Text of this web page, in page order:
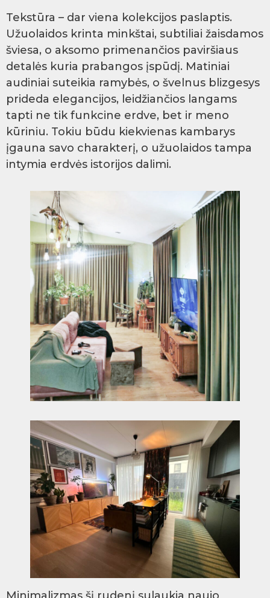
Tekstūra – dar viena kolekcijos paslaptis.
Užuolaidos krinta minkštai, subtiliai žaisdamos
šviesa, o aksomo primenančios paviršiaus
detalės kuria prabangos įspūdį. Matiniai
audiniai suteikia ramybės, o švelnus blizgesys
prideda elegancijos, leidžiančios langams
tapti ne tik funkcine erdve, bet ir meno
kūriniu. Tokiu būdu kiekvienas kambarys
įgauna savo charakterį, o užuolaidos tampa
intymia erdvės istorijos dalimi.